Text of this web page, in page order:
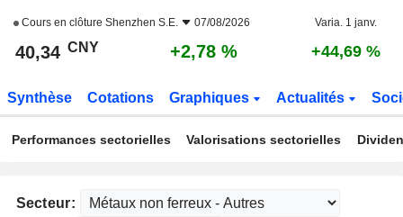
Cours en clôture Shenzhen S.E. 07/08/2026 Varia. 1 janv.
40,34 CNY +2,78 % +44,69 %
Synthèse Cotations Graphiques Actualités
Performances sectorielles Valorisations sectorielles
Secteur: